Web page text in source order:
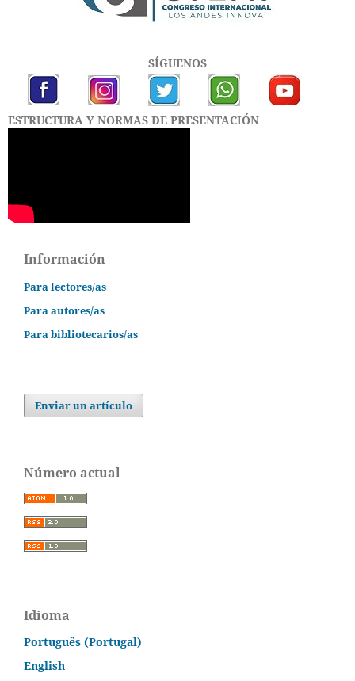
SÍGUENOS
ESTRUCTURA Y NORMAS DE PRESENTACIÓN
Información
Para lectores/as
Para autores/as
Para bibliotecarios/as
Enviar un artículo
Número actual
Idioma
Português (Portugal)
English